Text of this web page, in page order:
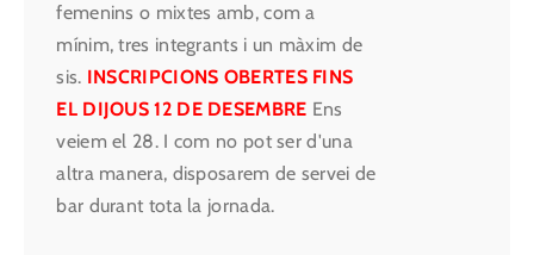
femenins o mixtes amb, com a
mínim, tres integrants i un màxim de
sis. INSCRIPCIONS OBERTES FINS
EL DIJOUS 12 DE DESEMBRE Ens
veiem el 28. I com no pot ser d'una
altra manera, disposarem de servei de
bar durant tota la jornada.